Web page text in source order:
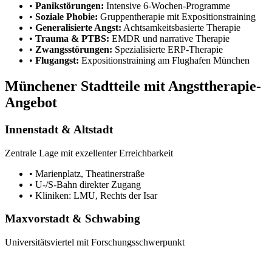
• Panikstörungen: Intensive 6-Wochen-Programme
• Soziale Phobie: Gruppentherapie mit Expositionstraining
• Generalisierte Angst: Achtsamkeitsbasierte Therapie
• Trauma & PTBS: EMDR und narrative Therapie
• Zwangsstörungen: Spezialisierte ERP-Therapie
• Flugangst: Expositionstraining am Flughafen München
Münchener Stadtteile mit Angsttherapie-
Angebot
Innenstadt & Altstadt
Zentrale Lage mit exzellenter Erreichbarkeit
• Marienplatz, Theatinerstraße
• U-/S-Bahn direkter Zugang
• Kliniken: LMU, Rechts der Isar
Maxvorstadt & Schwabing
Universitätsviertel mit Forschungsschwerpunkt